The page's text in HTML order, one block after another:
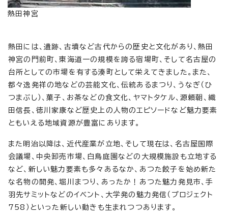
熱田神宮
熱田には、遺跡、古墳など古代からの歴史と文化があり、熱田
神宮の門前町、東海道一の規模を誇る宿場町、そして名古屋の
台所としての市場を有する湊町として栄えてきました。また、
都々逸発祥の地などの芸能文化、伝統あるまつり、うなぎ（ひ
つまぶし）、菓子、お茶などの食文化、ヤマトタケル、源頼朝、織
田信長、徳川家康など歴史上の人物のエピソードなど魅力要素
ともいえる地域資源が豊富にあります。
また明治以降は、近代産業が立地、そして現在は、名古屋国際
会議場、中央卸売市場、白鳥庭園などの大規模施設も立地する
など、新しい魅力要素も多々あるなか、あつた餃子を始め新た
な名物の開発、堀川まつり、あったか！あつた魅力発見市、手
羽先サミットなどのイベント、大学発の魅力発信（プロジェクト
758）といった新しい動きも生まれつつあります。